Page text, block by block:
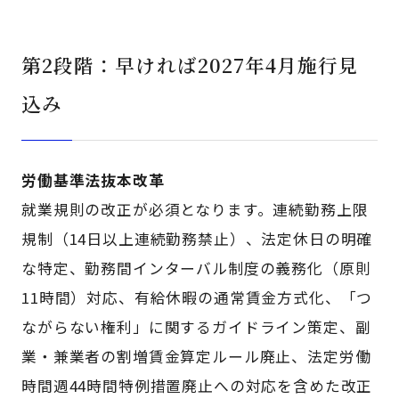
第2段階：早ければ2027年4月施行見
込み
労働基準法抜本改革
就業規則の改正が必須となります。連続勤務上限
規制（14日以上連続勤務禁止）、法定休日の明確
な特定、勤務間インターバル制度の義務化（原則
11時間）対応、有給休暇の通常賃金方式化、「つ
ながらない権利」に関するガイドライン策定、副
業・兼業者の割増賃金算定ルール廃止、法定労働
時間週44時間特例措置廃止への対応を含めた改正